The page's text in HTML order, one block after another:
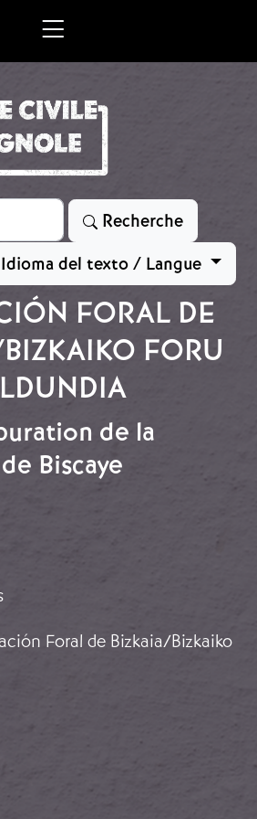
Recherche
del texto / Langue
FORAL DE
FORU
de la
Biscaye
sur Dossier d’épuration de la
Foral de Bizkaia/Bizkaiko